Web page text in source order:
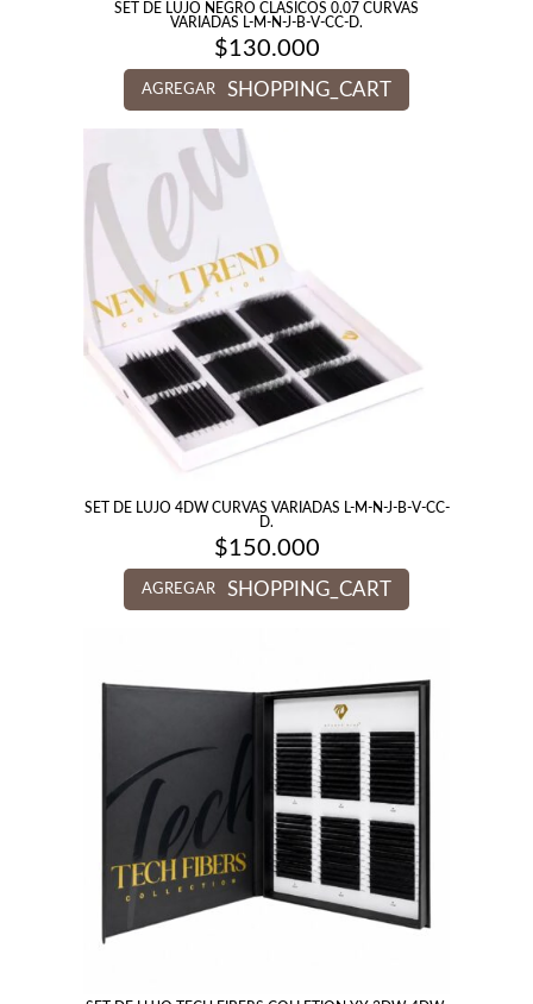
SET DE LUJO NEGRO CLASICOS 0.07 CURVAS
VARIADAS L-M-N-J-B-V-CC-D.
$130.000
AGREGAR SHOPPING_CART
SET DE LUJO 4DW CURVAS VARIADAS L-M-N-J-B-V-CC-
D.
$150.000
AGREGAR SHOPPING_CART